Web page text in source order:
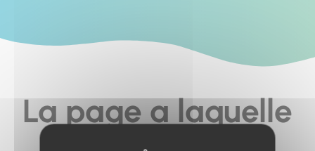
La page a laquelle